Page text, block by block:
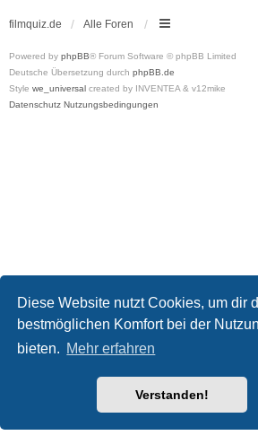
Diese Website nutzt Cookies, um dir
bestmöglichen Komfort bei der
bieten. Mehr erfahren
Verstanden!
filmquiz.de Alle Foren
Powered by phpBB® Forum Software © phpBB Limited
Deutsche Übersetzung durch phpBB.de
Style we_universal created by INVENTEA & v12mike
Datenschutz Nutzungsbedingungen